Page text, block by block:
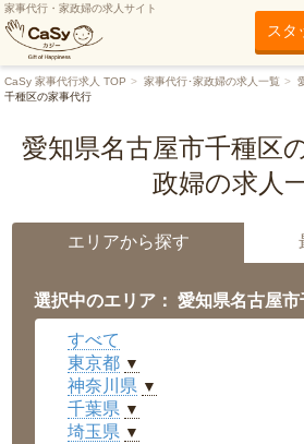
家事代行・家政婦の求人サイト
スタ
CaSy 家事代行求人 TOP 家事代行･家政婦の求人一覧
千種区の家事代行
愛知県名古屋市千種区
政婦の求人
エリアから探す
選択中のエリア： 愛知県名古屋市
すべて
東京都 ▼
神奈川県 ▼
千葉県 ▼
埼玉県 ▼